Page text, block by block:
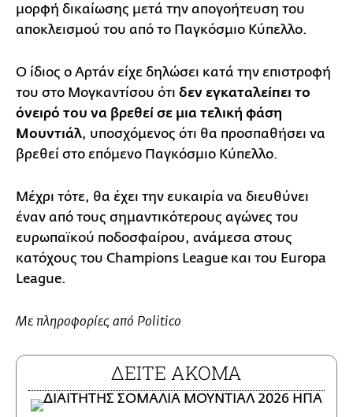
μορφή δικαίωσης μετά την απογοήτευση του
αποκλεισμού του από το Παγκόσμιο Κύπελλο.
Ο ίδιος ο Αρτάν είχε δηλώσει κατά την επιστροφή
του στο Μογκαντίσου ότι δεν εγκαταλείπει το
όνειρό του να βρεθεί σε μια τελική φάση
Μουντιάλ, υποσχόμενος ότι θα προσπαθήσει να
βρεθεί στο επόμενο Παγκόσμιο Κύπελλο.
Μέχρι τότε, θα έχει την ευκαιρία να διευθύνει
έναν από τους σημαντικότερους αγώνες του
ευρωπαϊκού ποδοσφαίρου, ανάμεσα στους
κατόχους του Champions League και του Europa
League.
Με πληροφορίες από Politico
ΔΕΙΤΕ ΑΚΟΜΑ